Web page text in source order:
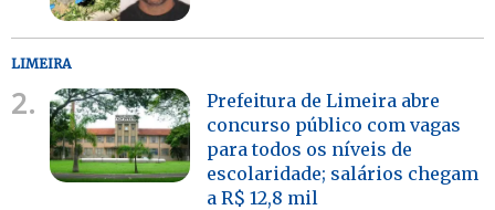
LIMEIRA
2.
Prefeitura de Limeira abre
concurso público com vagas
para todos os níveis de
escolaridade; salários chegam
a R$ 12,8 mil